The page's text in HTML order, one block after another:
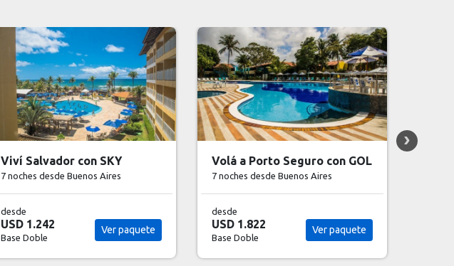
Volá a Porto Seguro con GOL
7 noches desde Buenos Aires
desde
USD 1.822
Base Doble
Ver paquete
Volá a Praia do Forte con
SKY
desde
USD 2.050 Ver paquete